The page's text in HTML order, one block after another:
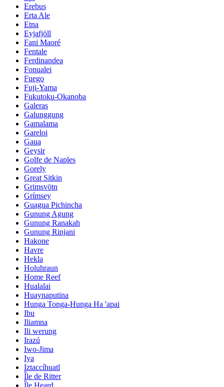
Erebus
Erta Ale
Etna
Eyjafjöll
Fani Maoré
Fentale
Ferdinandea
Fonualei
Fuego
Fuji-Yama
Fukutoku-Okanoba
Galeras
Galunggung
Gamalama
Gareloi
Gaua
Geysir
Golfe de Naples
Gorely
Great Sitkin
Grimsvötn
Grímsey
Guagua Pichincha
Gunung Agung
Gunung Ranakah
Gunung Rinjani
Hakone
Havre
Hekla
Holuhraun
Home Reef
Hualalai
Huaynaputina
Hunga Tonga-Hunga Ha 'apai
Ibu
Iliamna
Ili werung
Irazú
Iwo-Jima
Iya
Iztaccíhuatl
Île de Ritter